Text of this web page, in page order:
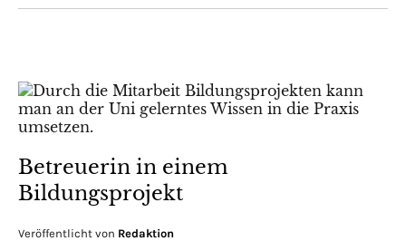
Betreuerin in einem
Bildungsprojekt
Veröffentlicht von Redaktion